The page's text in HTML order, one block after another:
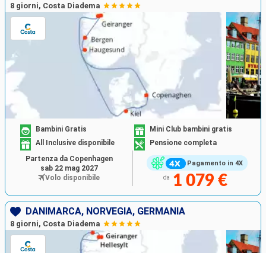
8 giorni, Costa Diadema
Pagamento in 4X
Bambini Gratis
Mini Club bambini gratis
All Inclusive disponibile
Pensione completa
da 1 079 €
Partenza da Copenhagen
sab 22 mag 2027
Volo disponibile
DANIMARCA, NORVEGIA, GERMANIA
8 giorni, Costa Diadema